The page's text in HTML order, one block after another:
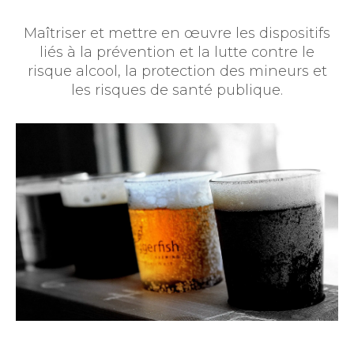
Maîtriser et mettre en œuvre les dispositifs
liés à la prévention et la lutte contre le
risque alcool, la protection des mineurs et
les risques de santé publique.